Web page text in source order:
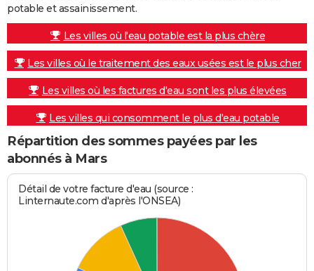
potable et assainissement.
Les villes où l'eau potable est la plus chère
Les villes où le traitement des eaux usées est le plus cher
Les villes où les factures d'eau sont les plus élevées
Les villes qui consomment le plus d'eau potable
Répartition des sommes payées par les
abonnés à Mars
Détail de votre facture d'eau (source :
Linternaute.com d'après l'ONSEA)